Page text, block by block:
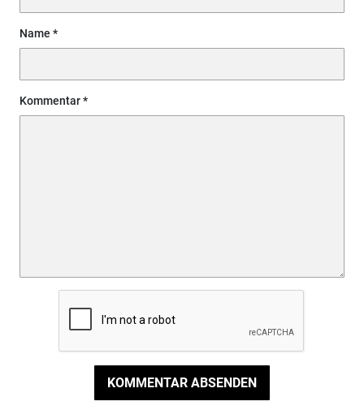
Name
Kommentar
KOMMENTAR ABSENDEN